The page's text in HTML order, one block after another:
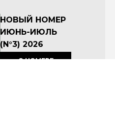
НОВЫЙ НОМЕР
ИЮНЬ-ИЮЛЬ
(N°3) 2026
О НОМЕРЕ